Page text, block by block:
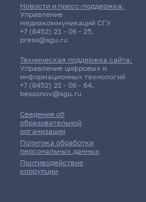
Сведения об
образовательной
организации
Политика обработки
персональных данных
Противодействие
коррупции
Новости и пресс-поддержка:
Управление
медиакоммуникаций СГУ
+7 (8452) 21 - 06 - 25,
press@sgu.ru
Техническая поддержка сайта:
Управление цифровых и
информационных технологий
+7 (8452) 21 - 06 - 64,
bessonov@sgu.ru